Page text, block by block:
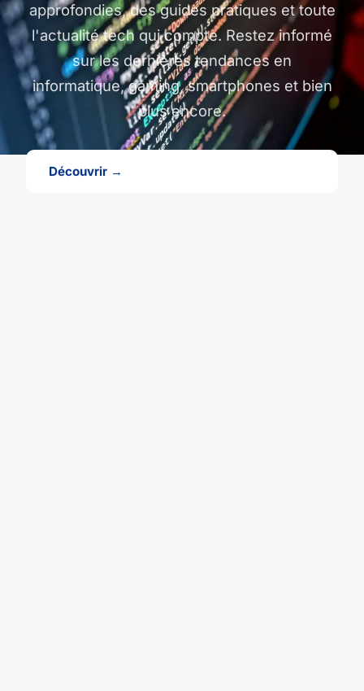
approfondies, des guides pratiques et toute
l'actualité tech qui compte. Restez informé
sur les dernières tendances en
informatique, gaming, smartphones et bien
plus encore.
Découvrir →